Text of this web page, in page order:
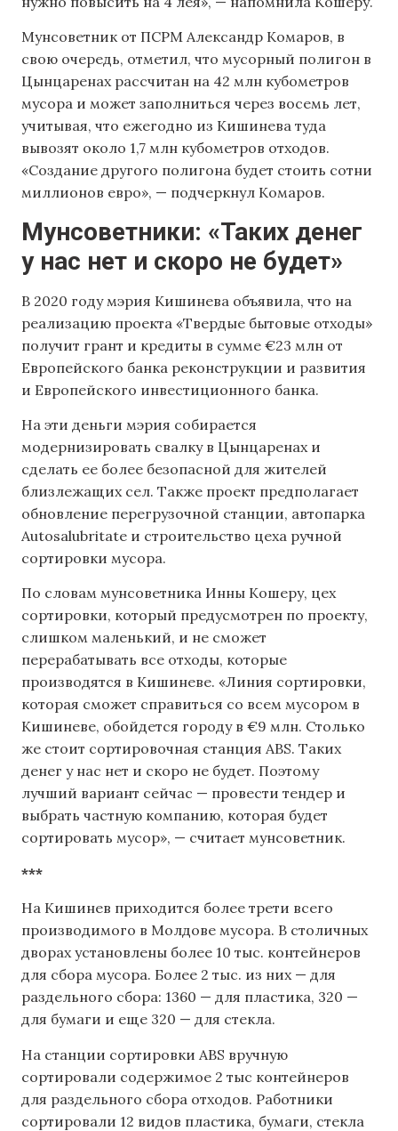
Мунсоветник от ПСРМ Александр Комаров, в
свою очередь, отметил, что мусорный полигон в
Цынцаренах рассчитан на 42 млн кубометров
мусора и может заполниться через восемь лет,
учитывая, что ежегодно из Кишинева туда
вывозят около 1,7 млн кубометров отходов.
«Создание другого полигона будет стоить сотни
миллионов евро», — подчеркнул Комаров.
Мунсоветники: «Таких денег
у нас нет и скоро не будет»
В 2020 году мэрия Кишинева объявила, что на
реализацию проекта «Твердые бытовые отходы»
получит грант и кредиты в сумме €23 млн от
Европейского банка реконструкции и развития
и Европейского инвестиционного банка.
На эти деньги мэрия собирается
модернизировать свалку в Цынцаренах и
сделать ее более безопасной для жителей
близлежащих сел. Также проект предполагает
обновление перегрузочной станции, автопарка
Autosalubritate и строительство цеха ручной
сортировки мусора.
По словам мунсоветника Инны Кошеру, цех
сортировки, который предусмотрен по проекту,
слишком маленький, и не сможет
перерабатывать все отходы, которые
производятся в Кишиневе. «Линия сортировки,
которая сможет справиться со всем мусором в
Кишиневе, обойдется городу в €9 млн. Столько
же стоит сортировочная станция ABS. Таких
денег у нас нет и скоро не будет. Поэтому
лучший вариант сейчас — провести тендер и
выбрать частную компанию, которая будет
сортировать мусор», — считает мунсоветник.
***
На Кишинев приходится более трети всего
производимого в Молдове мусора. В столичных
дворах установлены более 10 тыс. контейнеров
для сбора мусора. Более 2 тыс. из них — для
раздельного сбора: 1360 — для пластика, 320 —
для бумаги и еще 320 — для стекла.
На станции сортировки ABS вручную
сортировали содержимое 2 тыс контейнеров
для раздельного сбора отходов. Работники
сортировали 12 видов пластика, бумаги, стекла